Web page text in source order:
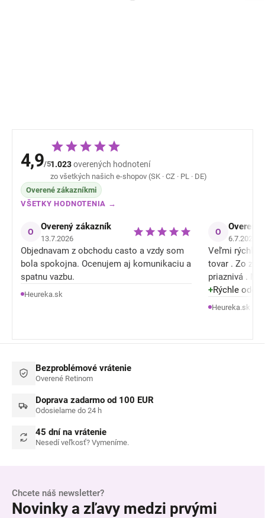
4,9/51.023overených hodnotení
zo všetkých našich e-shopov (SK · CZ · PL · DE)
Overené zákazníkmi
VŠETKY HODNOTENIA →
O Overený zákazník
13.7.2026
Objednavam z obchodu casto a vzdy som
bola spokojna. Ocenujem aj komunikaciu a
spatnu vazbu.
Heureka.sk
O Overený
6.7.2026
Veľmi rýchle
tovar . Zo
priaznivá .
tiež konečne nieje celý mokrý / spotený a
je mu lepšie .
+Rýchle
Heureka.sk
Bezproblémové vrátenie
Overené Retinom
Doprava zadarmo od 100 EUR
Odosielame do 24 h
45 dní na vrátenie
Nesedí veľkosť? Vymeníme.
Chcete náš newsletter?
Novinky a zľavy medzi prvými